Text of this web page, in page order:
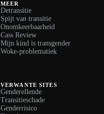
MEER
Detransitie
Spijt van transitie
Onomkeerbaarheid
Cass Review
Mijn kind is transgender
Woke-problematiek
VERWANTE SITES
Genderellende
Transitieschade
Genderrisico